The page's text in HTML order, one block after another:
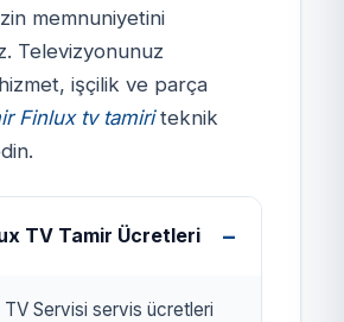
FİNLUX TV
izmirtelevizyon.com.tr
memnuniyetini
Televizyonunuz
hizmet, işçilik ve parça
Finlux tv tamiriteknik
TV Tamir Ücretleri
TV Servisi servis ücretleri